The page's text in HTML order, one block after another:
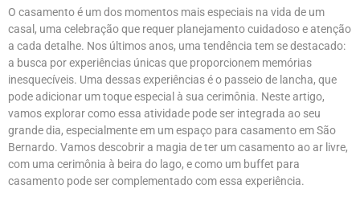
O casamento é um dos momentos mais especiais na vida de um
casal, uma celebração que requer planejamento cuidadoso e atenção
a cada detalhe. Nos últimos anos, uma tendência tem se destacado:
a busca por experiências únicas que proporcionem memórias
inesquecíveis. Uma dessas experiências é o passeio de lancha, que
pode adicionar um toque especial à sua cerimônia. Neste artigo,
vamos explorar como essa atividade pode ser integrada ao seu
grande dia, especialmente em um espaço para casamento em São
Bernardo. Vamos descobrir a magia de ter um casamento ao ar livre,
com uma cerimônia à beira do lago, e como um buffet para
casamento pode ser complementado com essa experiência.